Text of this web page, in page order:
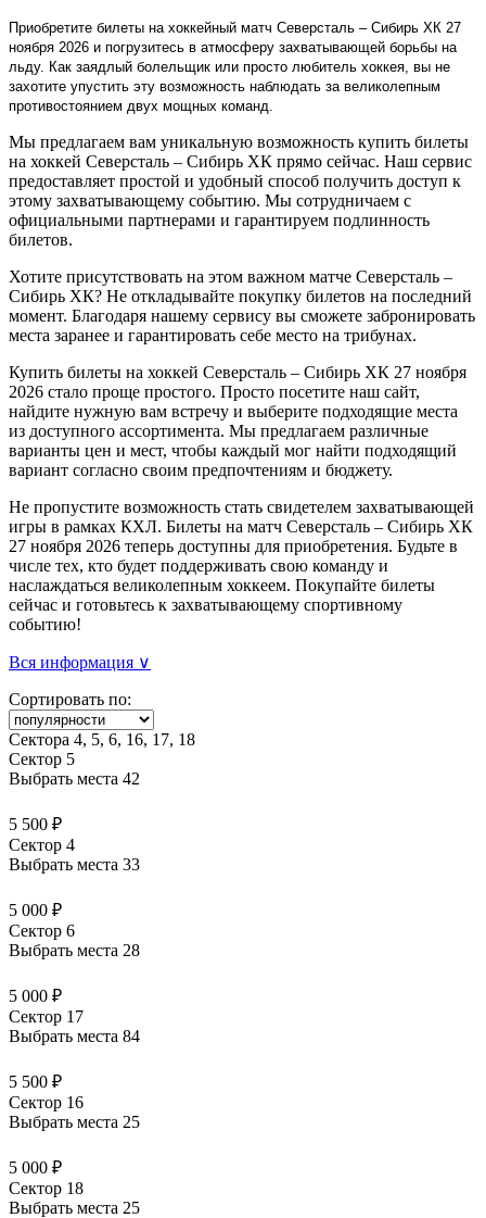
Приобретите билеты на хоккейный матч Северсталь – Сибирь ХК 27
ноября 2026 и погрузитесь в атмосферу захватывающей борьбы на
льду. Как заядлый болельщик или просто любитель хоккея, вы не
захотите упустить эту возможность наблюдать за великолепным
противостоянием двух мощных команд.
Мы предлагаем вам уникальную возможность купить билеты
на хоккей Северсталь – Сибирь ХК прямо сейчас. Наш сервис
предоставляет простой и удобный способ получить доступ к
этому захватывающему событию. Мы сотрудничаем с
официальными партнерами и гарантируем подлинность
билетов.
Хотите присутствовать на этом важном матче Северсталь –
Сибирь ХК? Не откладывайте покупку билетов на последний
момент. Благодаря нашему сервису вы сможете забронировать
места заранее и гарантировать себе место на трибунах.
Купить билеты на хоккей Северсталь – Сибирь ХК 27 ноября
2026 стало проще простого. Просто посетите наш сайт,
найдите нужную вам встречу и выберите подходящие места
из доступного ассортимента. Мы предлагаем различные
варианты цен и мест, чтобы каждый мог найти подходящий
вариант согласно своим предпочтениям и бюджету.
Не пропустите возможность стать свидетелем захватывающей
игры в рамках КХЛ. Билеты на матч Северсталь – Сибирь ХК
27 ноября 2026 теперь доступны для приобретения. Будьте в
числе тех, кто будет поддерживать свою команду и
наслаждаться великолепным хоккеем. Покупайте билеты
сейчас и готовьтесь к захватывающему спортивному
событию!
Вся информация ∨
Сортировать по:
Сектора 4, 5, 6, 16, 17, 18
Сектор 5
Выбрать места 42
5 500 ₽
Сектор 4
Выбрать места 33
5 000 ₽
Сектор 6
Выбрать места 28
5 000 ₽
Сектор 17
Выбрать места 84
5 500 ₽
Сектор 16
Выбрать места 25
5 000 ₽
Сектор 18
Выбрать места 25